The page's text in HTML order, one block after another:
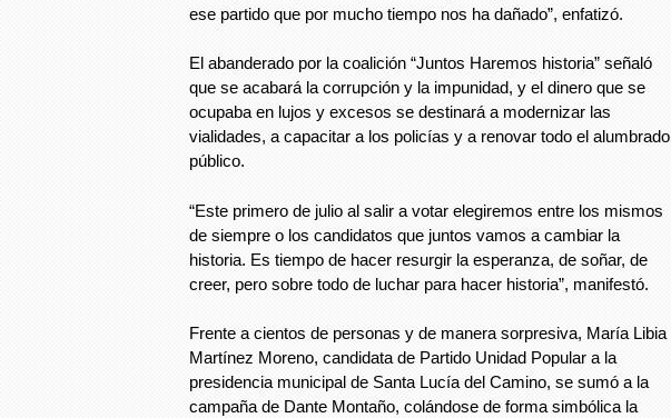
ese partido que por mucho tiempo nos ha dañado”, enfatizó.
El abanderado por la coalición “Juntos Haremos historia” señaló
que se acabará la corrupción y la impunidad, y el dinero que se
ocupaba en lujos y excesos se destinará a modernizar las
vialidades, a capacitar a los policías y a renovar todo el alumbrado
público.
“Este primero de julio al salir a votar elegiremos entre los mismos
de siempre o los candidatos que juntos vamos a cambiar la
historia. Es tiempo de hacer resurgir la esperanza, de soñar, de
creer, pero sobre todo de luchar para hacer historia”, manifestó.
Frente a cientos de personas y de manera sorpresiva, María Libia
Martínez Moreno, candidata de Partido Unidad Popular a la
presidencia municipal de Santa Lucía del Camino, se sumó a la
campaña de Dante Montaño, colándose de forma simbólica la